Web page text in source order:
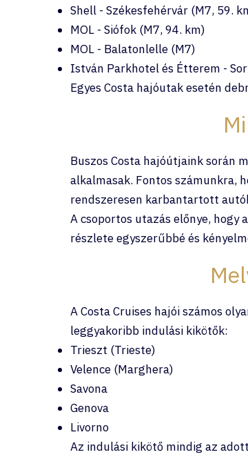
Shell - Székesfehérvár (M7, 59.
MOL - Siófok (M7, 94. km)
MOL - Balatonlelle (M7)
István Parkhotel és Étterem -
Egyes Costa hajóutak esetén
Buszos Costa hajóútjaink során
alkalmasak. Fontos számunkra,
rendszeresen karbantartott
A csoportos utazás előnye, hogy
részlete egyszerűbbé és
A Costa Cruises hajói számos
leggyakoribb indulási kikötők:
Trieszt (Trieste)
Velence (Marghera)
Savona
Genova
Livorno
Az indulási kikötő mindig az